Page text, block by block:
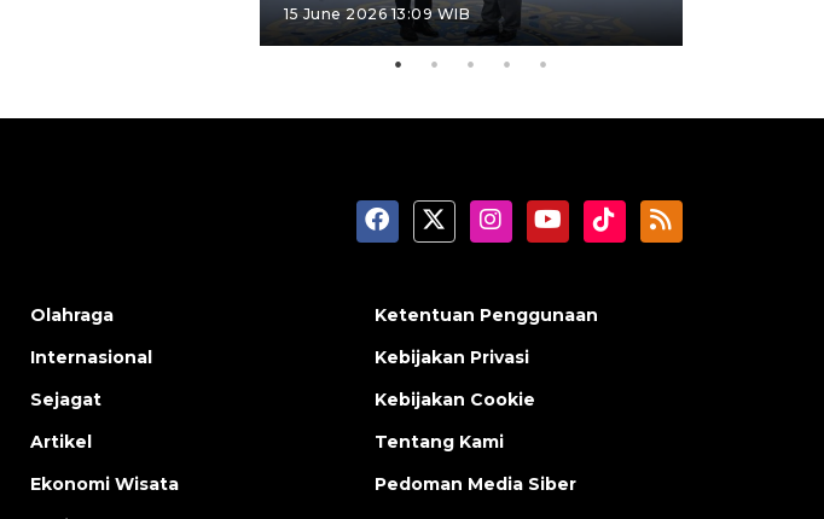
15 June 2026 13:09 WIB
Olahraga
Internasional
Sejagat
Artikel
Ekonomi Wisata
Ketentuan Penggunaan
Kebijakan Privasi
Kebijakan Cookie
Tentang Kami
Pedoman Media Siber